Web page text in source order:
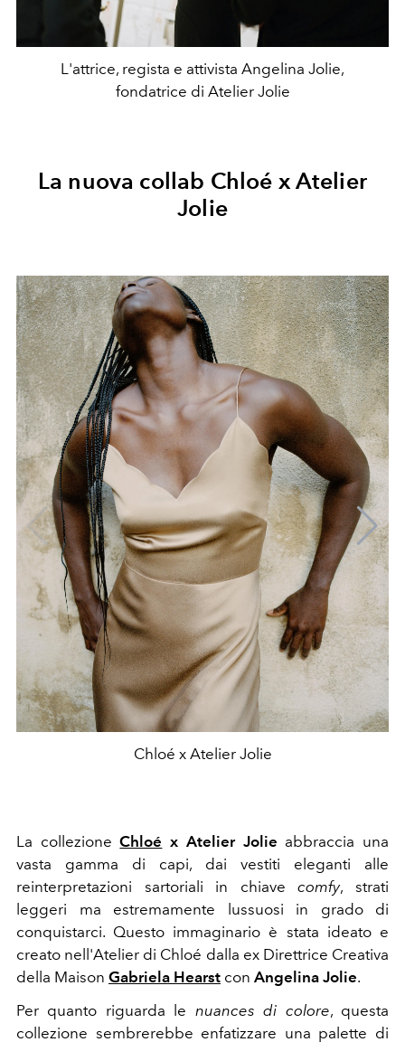
L'attrice, regista e attivista Angelina Jolie,
fondatrice di Atelier Jolie
La nuova collab Chloé x Atelier
Jolie
Chloé x Atelier Jolie
La collezioneChloé x Atelier Jolie abbraccia una
vasta gamma di capi, dai vestiti eleganti alle
reinterpretazioni sartoriali in chiavecomfy, strati
leggeri ma estremamente lussuosi in grado di
conquistarci. Questo immaginario è stata ideato e
creato nell'Atelier di Chloé dalla ex Direttrice Creativa
della Maison Gabriela Hearst con Angelina Jolie.
Per quanto riguarda le nuances di colore, questa
collezione sembrerebbe enfatizzare una palette di